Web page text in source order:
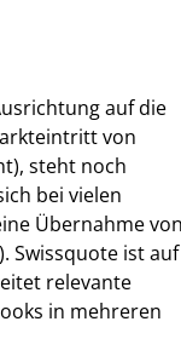
auf die
von
steht noch
bei vielen
Übernahme
Swissquote ist auf
relevante
in mehreren